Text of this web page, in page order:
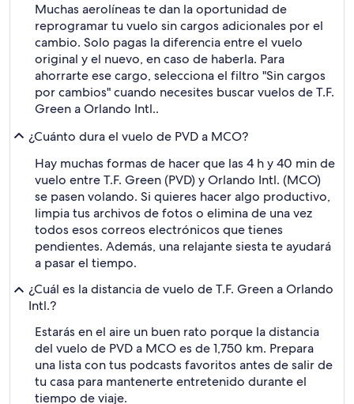
Muchas aerolíneas te dan la oportunidad de
reprogramar tu vuelo sin cargos adicionales por el
cambio. Solo pagas la diferencia entre el vuelo
original y el nuevo, en caso de haberla. Para
ahorrarte ese cargo, selecciona el filtro "Sin cargos
por cambios" cuando necesites buscar vuelos de T.F.
Green a Orlando Intl..
¿Cuánto dura el vuelo de PVD a MCO?
Hay muchas formas de hacer que las 4 h y 40 min de
vuelo entre T.F. Green (PVD) y Orlando Intl. (MCO)
se pasen volando. Si quieres hacer algo productivo,
limpia tus archivos de fotos o elimina de una vez
todos esos correos electrónicos que tienes
pendientes. Además, una relajante siesta te ayudará
a pasar el tiempo.
¿Cuál es la distancia de vuelo de T.F. Green a Orlando
Intl.?
Estarás en el aire un buen rato porque la distancia
del vuelo de PVD a MCO es de 1,750 km. Prepara
una lista con tus podcasts favoritos antes de salir de
tu casa para mantenerte entretenido durante el
tiempo de viaje.